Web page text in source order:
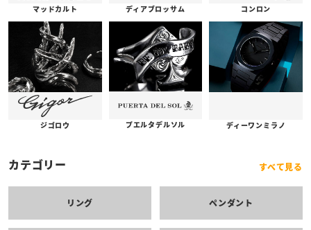
マッドカルト ディアブロッサム コンロン
ジゴロウ プエルタデルソル ディーワンミラノ
カテゴリー すべて見る
リング ペンダント